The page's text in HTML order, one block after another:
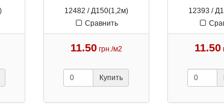
12482 / Д150(1,2м)
Сравнить
11.50 грн./м2
Купить
12393 /
11.50